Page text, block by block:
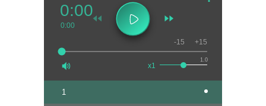
0:00
0:00
1.0
x1
-15 +15
1